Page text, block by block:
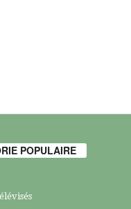
POPULAIRE